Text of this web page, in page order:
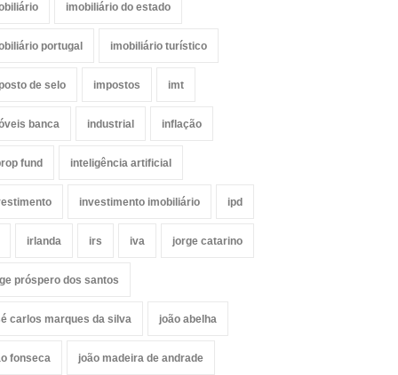
imobiliário do estado
portugal imobiliário turístico
de selo impostos imt
banca industrial inflação
fund inteligência artificial
investimento imobiliário ipd
irlanda irs iva jorge catarino
próspero dos santos
carlos marques da silva joão abelha
fonseca joão madeira de andrade